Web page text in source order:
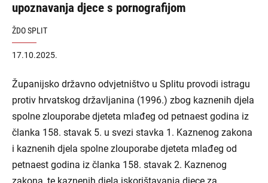
upoznavanja djece s pornografijom
ŽDO SPLIT
17.10.2025.
Županijsko državno odvjetništvo u Splitu provodi istragu
protiv hrvatskog državljanina (1996.) zbog kaznenih djela
spolne zlouporabe djeteta mlađeg od petnaest godina iz
članka 158. stavak 5. u svezi stavka 1. Kaznenog zakona
i kaznenih djela spolne zlouporabe djeteta mlađeg od
petnaest godina iz članka 158. stavak 2. Kaznenog